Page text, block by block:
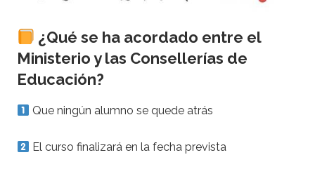
¿Qué se ha acordado entre el
Ministerio y las Consellerías de
Educación?
Que ningún alumno se quede atrás
El curso finalizará en la fecha prevista